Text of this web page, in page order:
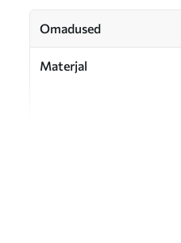
Omadused
Materjal